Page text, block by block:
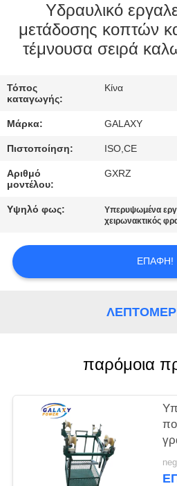
ΕΡΓΟΣΤΆΣΙΟ
ΠΟΙΌΤΗΤΑΣ
ΜΑΣ
ΥΠΟΘΈΣΕΙΣ
PRIVACY
Υδραυλικό
μετάδοσης κοπτών
τέμνουσα σειρά
Τόπος
καταγωγής:
Κίνα
Μάρκα: GALAXY
Πιστοποίηση: ISO,CE
Αριθμό
μοντέλου:
GXRZ
Υψηλό φως: Υπερυψωμένα
χειρωνακτικός
ΕΠΑΦΉ!
παρόμοια